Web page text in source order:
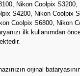
Nikon Coolpix
S4200, Nikon Coolpix
Coolpix S6800, Nikon
ilk kullanımdan
orjinal